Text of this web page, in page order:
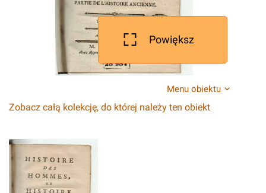
Powiększ
Menu obiektu
Zobacz całą kolekcję, do której należy ten obiekt